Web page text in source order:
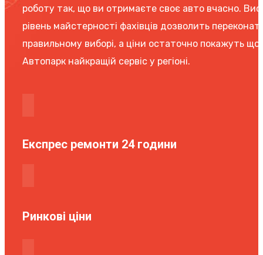
роботу так, що ви отримаєте своє авто вчасно.
рівень майстерності фахівців дозволить
правильному виборі, а ціни остаточно покажуть що
Автопарк найкращій сервіс у регіоні.
Експрес ремонти 24 години
Ринкові ціни